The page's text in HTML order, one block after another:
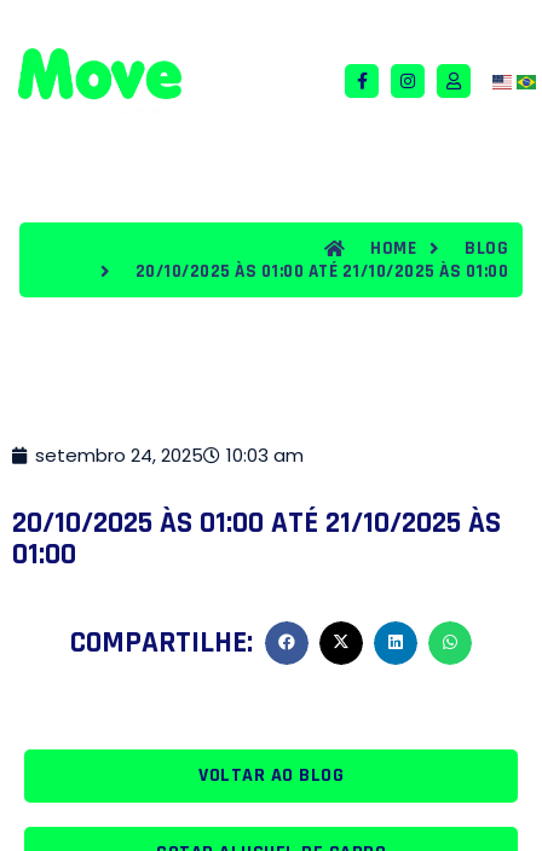
HOME
BLOG
20/10/2025 ÀS 01:00 ATÉ 21/10/2025 ÀS 01:00
setembro 24, 2025 10:03 am
20/10/2025 ÀS 01:00 ATÉ 21/10/2025 ÀS
01:00
COMPARTILHE:
VOLTAR AO BLOG